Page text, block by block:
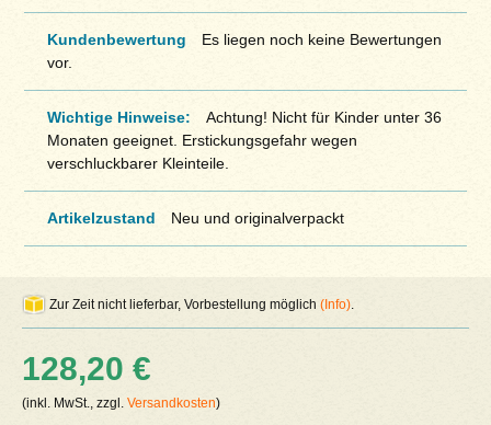
Kundenbewertung
Es liegen noch keine Bewertungen
vor.
Wichtige Hinweise:
Achtung! Nicht für Kinder unter 36
Monaten geeignet. Erstickungsgefahr wegen
verschluckbarer Kleinteile.
Artikelzustand Neu und originalverpackt
Zur Zeit nicht lieferbar, Vorbestellung möglich(Info)
128,20 €
(inkl. MwSt., zzgl.Versandkosten)